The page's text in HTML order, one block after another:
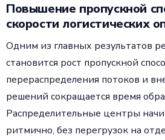
Повышение пропускной
скорости логистических
Одним из главных результатов
становится рост пропускной
перераспределения потоков и
решений сокращается время
Распределительные центры
ритмично, без перегрузок на